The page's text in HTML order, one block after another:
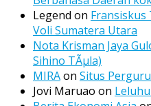
Legend on Fransiskus
Voli Sumatera Utara
Nota Krisman Jaya
Sihino TÃµla)
MIRAon Situs
Jovi Maruao on